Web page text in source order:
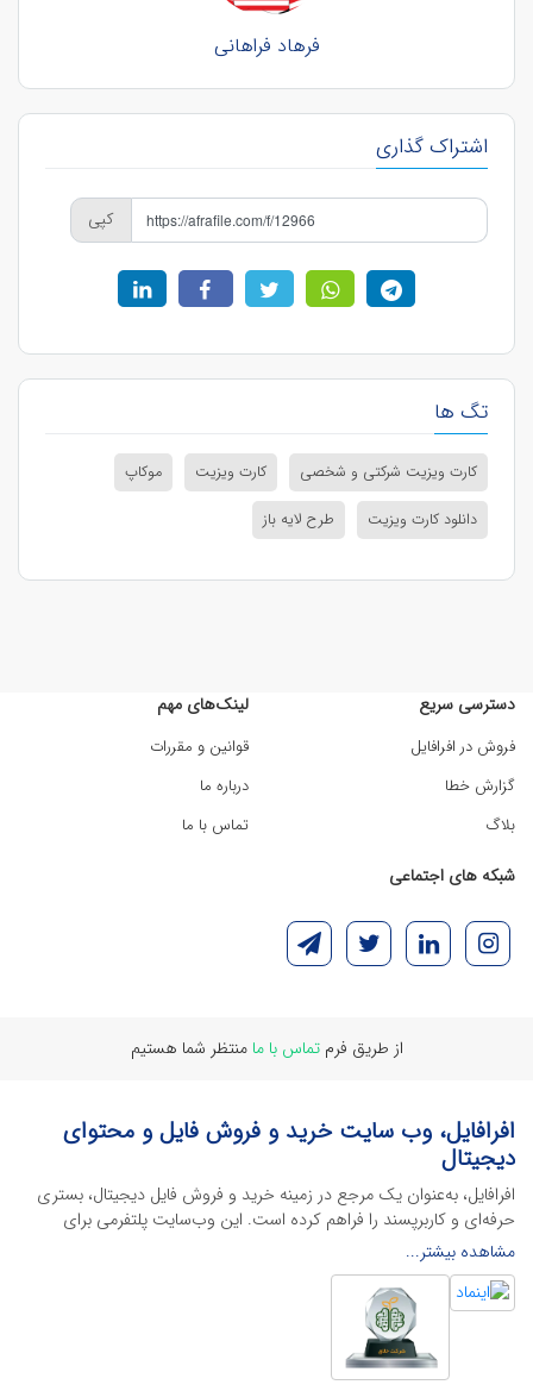
فرهاد فراهانی
اشتراک گذاری
کپی
تگ ها
کارت ویزیت شرکتی و شخصی کارت ویزیت
موکاپ
دانلود کارت ویزیت
طرح لایه باز
دسترسی سریع
فروش در افرافایل
گزارش خطا
بلاگ
لینک‌های مهم
قوانین و مقررات
درباره ما
تماس با ما
شبکه های اجتماعی
از طریق فرمتماس با ما منتظر شما هستیم
افرافایل، وب سایت خرید و فروش فایل و محتوای
دیجیتال
افرافایل، به‌عنوان یک مرجع در زمینه خرید و فروش فایل دیجیتال، بستری
حرفه‌ای و کاربرپسند را فراهم کرده است. این وب‌سایت‌ پلتفرمی برای
طراحان، دانشجویان و فریلنسرها ایجاد می‌کند تا به راحتی محصولات
دیجیتال خود را به فروش رسانده یا از محتواهایی باکیفیت برای پیشبرد
اهدافشان استفاده کنند.
این سایت با ارائه تنوع گسترده‌ای از محصولات دیجیتال از انواع فایل های
لایه باز نرم افراهای ادیت ویدئو گرفته تا فایل لایه باز فتوشاپ، ایلاستریتور و
مشاهده بیشتر...